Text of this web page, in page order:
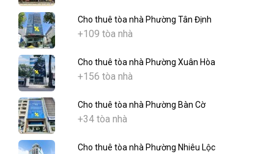
Cho thuê tòa nhà Phường Tân Định
+109 tòa nhà
Cho thuê tòa nhà Phường Xuân Hòa
+156 tòa nhà
Cho thuê tòa nhà Phường Bàn Cờ
+34 tòa nhà
Cho thuê tòa nhà Phường Nhiêu Lộc